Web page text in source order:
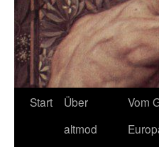
Start
Über
altmod
Vom